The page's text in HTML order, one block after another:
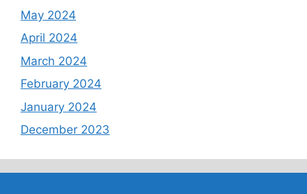
May 2024
April 2024
March 2024
February 2024
January 2024
December 2023